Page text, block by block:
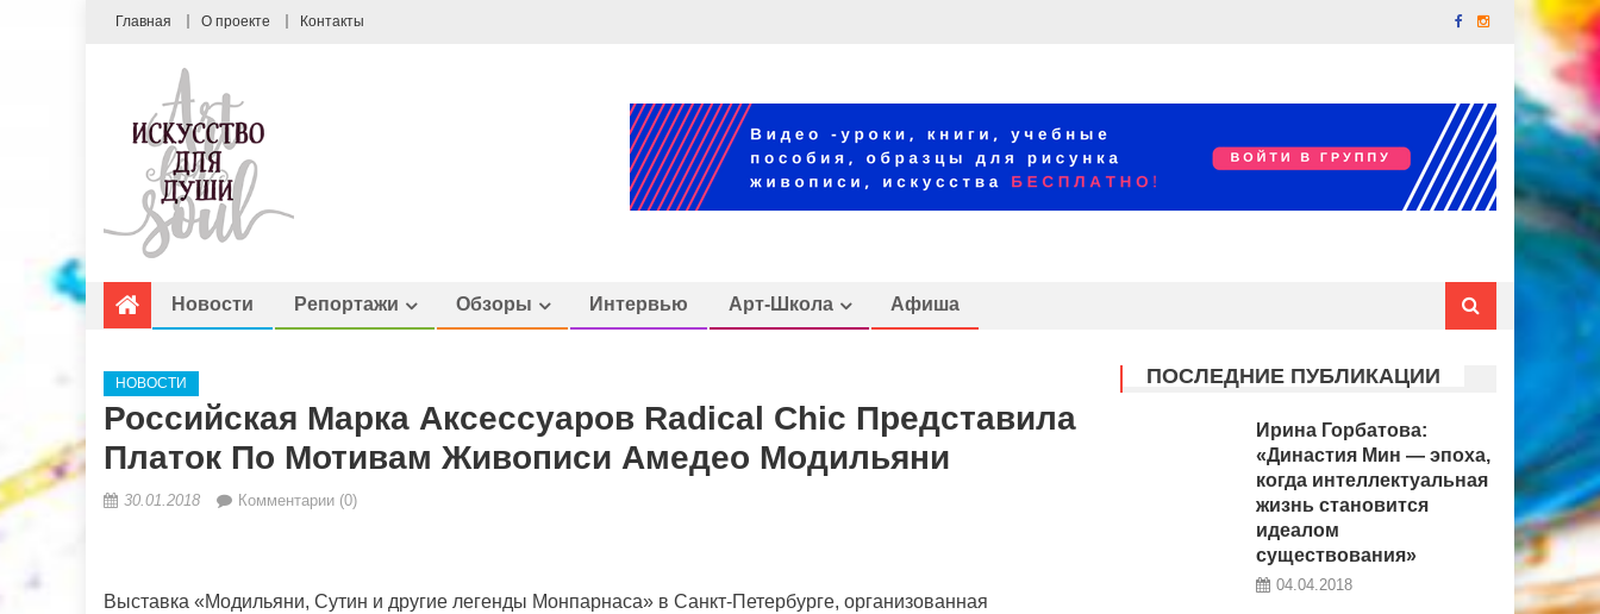
Главная О проекте Контакты
Новости Репортажи Обзоры Интервью Арт-Школа Афиша
НОВОСТИ
Российская Марка Аксессуаров Radical Chic Представила
Платок По Мотивам Живописи Амедео Модильяни
30.01.2018 Комментарии (0)
Выставка «Модильяни, Сутин и другие легенды Монпарнаса» в Санкт-Петербурге, организованная
ПОСЛЕДНИЕ ПУБЛИКАЦИИ
Ирина Горбатова:
«Династия Мин — эпоха,
когда интеллектуальная
жизнь становится
идеалом
существования»
04.04.2018